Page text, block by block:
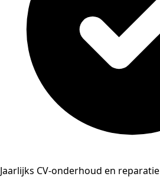
Jaarlijks CV-onderhoud en reparatie